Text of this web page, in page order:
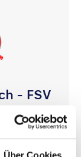
- FSV